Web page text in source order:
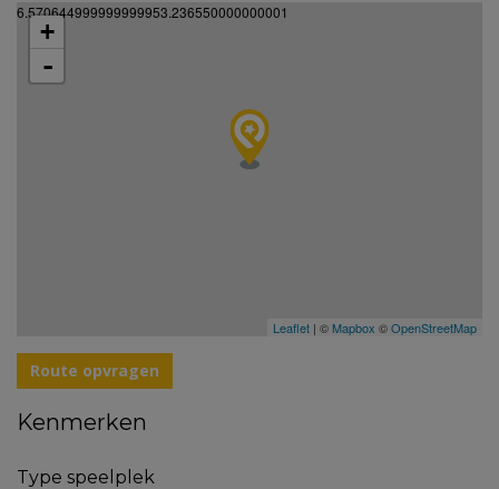
6.570644999999999953.236550000000001
+
-
Leaflet | © Mapbox ©OpenStreetMap
Route opvragen
Kenmerken
Type speelplek